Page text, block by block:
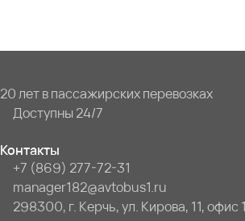
20 лет в пассажирских перевозках
Доступны 24/7
Контакты
+7 (869) 277-72-31
manager182@avtobus1.ru
298300, г. Керчь, ул. Кирова, 11, офис